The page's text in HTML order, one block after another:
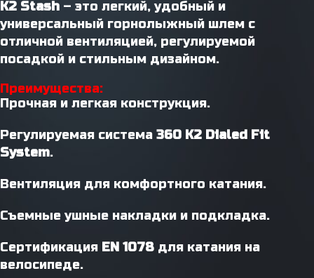
K2 Stash – это легкий, удобный и
универсальный горнолыжный шлем с
отличной вентиляцией, регулируемой
посадкой и стильным дизайном.
Преимущества:
Прочная и легкая конструкция.
Регулируемая система 360 K2 Dialed Fit
System.
Вентиляция для комфортного катания.
Съемные ушные накладки и подкладка.
Сертификация EN 1078 для катания на
велосипеде.